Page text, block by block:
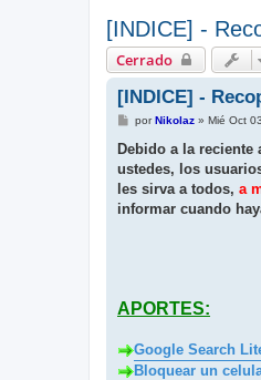
[INDICE] -
Cerrado
[INDICE] -
M
n
a
j
porNikolaz­» Mié Oct
Debido a la
ustedes, los
les sirva a todos, a
informar cuando
APORTES:
Google Search
Bloquear un